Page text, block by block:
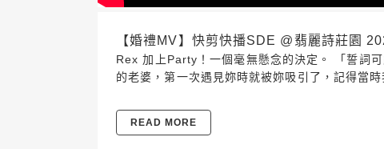
【婚禮MV】快剪快播SDE @翡麗詩莊園
Rex 加上Party！一個毫無懸念的決定。 「誓詞
的老婆，第一次遇見妳時就被妳吸引了，記得當
READ MORE